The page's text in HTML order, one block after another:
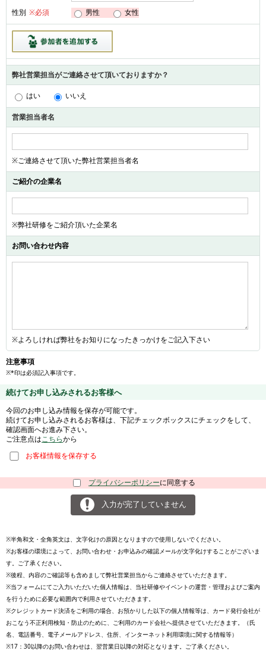
性別 ※必須 男性 女性
弊社営業担当がご連絡させて頂いておりますか？
はい いいえ
営業担当者名
※ご連絡させて頂いた弊社営業担当者名
ご紹介の企業名
※弊社研修をご紹介頂いた企業名
お問い合わせ内容
※よろしければ弊社をお知りになったきっかけをご記入下さい
注意事項
※*印は必須記入事項です。
続けてお申し込みされるお客様へ
今回のお申し込み情報を保存が可能です。
続けてお申し込みされるお客様は、下記チェックボックスにチェックをして、
確認画面へお進み下さい。
ご注意点はこちらから
お客様情報を保存する
プライバシーポリシーに同意する
入力が完了していません
※半角和文・全角英文は、文字化けの原因となりますので使用しないでください。
※お客様の環境によって、お問い合わせ・お申込みの確認メールが文字化けすることがございま
す。ご了承ください。
※後程、内容のご確認等も含めまして弊社営業担当からご連絡させていただきます。
※当フォームにてご入力いただいた個人情報は、当社研修やイベントの運営・管理およびご案内
を行うために必要な範囲内で利用させていただきます。
※クレジットカード決済をご利用の場合、お預かりした以下の個人情報等は、カード発行会社が
おこなう不正利用検知・防止のために、ご利用のカード会社へ提供させていただきます。（氏
名、電話番号、電子メールアドレス、住所、インターネット利用環境に関する情報等）
※17：30以降のお問い合わせは、翌営業日以降の対応となります。ご了承ください。